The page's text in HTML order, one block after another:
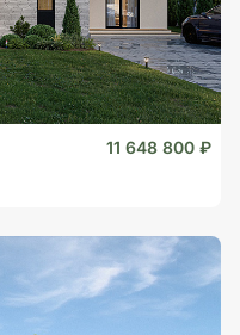
11 648 800 ₽